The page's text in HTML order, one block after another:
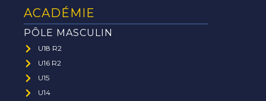
ACADÉMIE
PÔLE MASCULIN
U18 R2
U16 R2
U15
U14